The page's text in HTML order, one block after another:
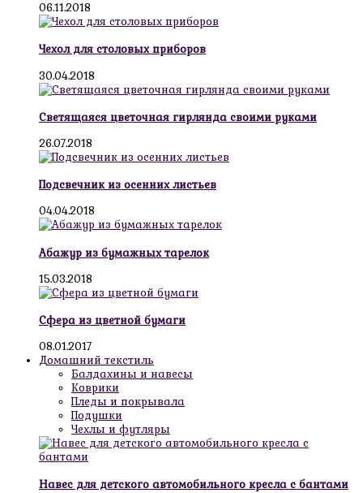
06.11.2018
Чехол для столовых приборов
30.04.2018
Светящаяся цветочная гирлянда своими руками
26.07.2018
Подсвечник из осенних листьев
04.04.2018
Абажур из бумажных тарелок
15.03.2018
Сфера из цветной бумаги
08.01.2017
Домашний текстиль
Балдахины и навесы
Коврики
Пледы и покрывала
Подушки
Чехлы и футляры
Навес для детского автомобильного кресла с бантами